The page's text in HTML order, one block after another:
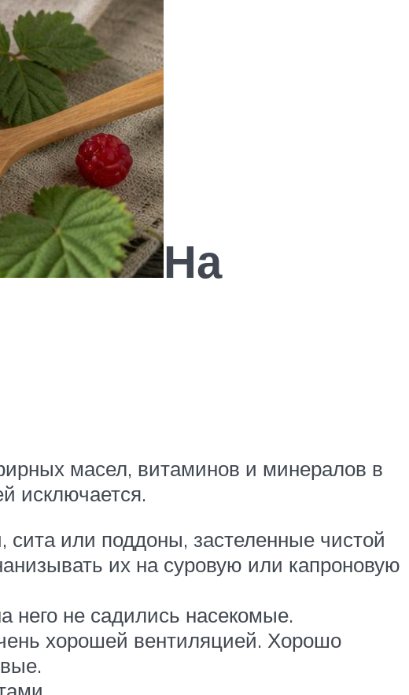
На
масел, витаминов и минералов в
исключается.
или поддоны, застеленные чистой
их на суровую или капроновую
него не садились насекомые.
хорошей вентиляцией. Хорошо